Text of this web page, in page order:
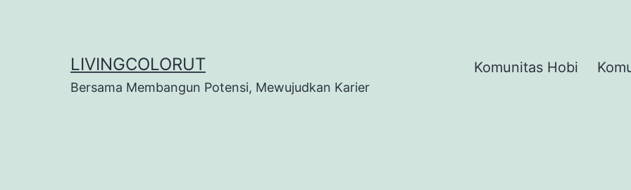
LIVINGCOLORUT
Bersama Membangun Potensi, Mewujudkan Karier
Komunitas Hobi